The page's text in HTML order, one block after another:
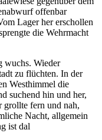
offenbar
Lager her erschollen
die Wehrmacht
wuchs. Wieder
zu flüchten. In der
Westhimmel die
suchend hin und her,
grollte fern und nah,
Nacht, allgemein
ist dal